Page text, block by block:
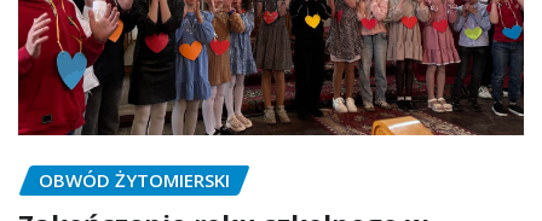
OBWÓD ŻYTOMIERSKI